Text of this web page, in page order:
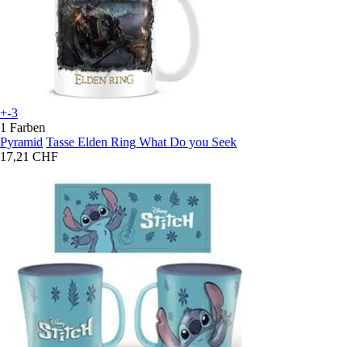
+-3
1 Farben
Pyramid Tasse Elden Ring What Do you Seek
17,21 CHF